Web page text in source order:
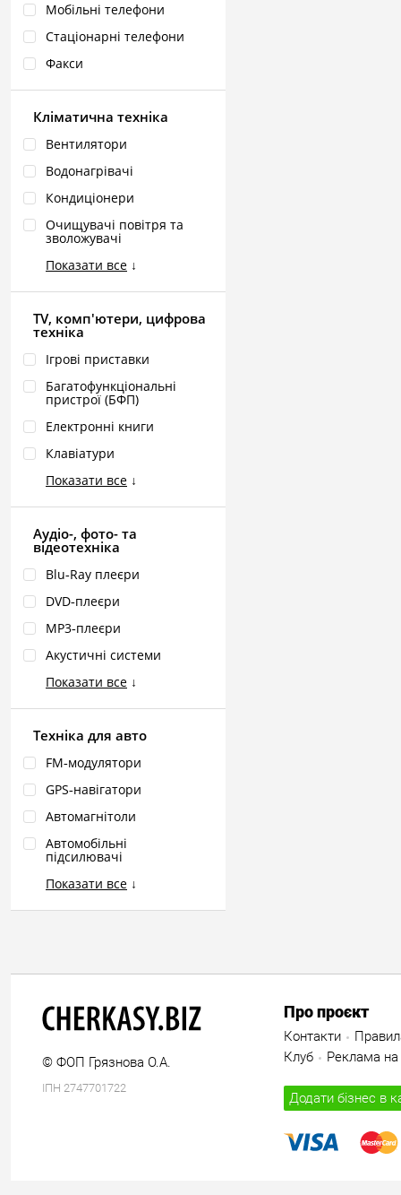
Мобільні телефони
Стаціонарні телефони
Факси
Кліматична техніка
Вентилятори
Водонагрівачі
Кондиціонери
Очищувачі повітря та
зволожувачі
Показати все ↓
TV, комп'ютери, цифрова
техніка
Ігрові приставки
Багатофункціональні
пристрої (БФП)
Електронні книги
Клавіатури
Показати все ↓
Аудіо-, фото- та
відеотехніка
Blu‑Ray плеєри
DVD‑плеєри
MP3‑плеєри
Акустичні системи
Показати все ↓
Техніка для авто
FM‑модулятори
GPS‑навігатори
Автомагнітоли
Автомобільні
підсилювачі
Показати все ↓
© ФОП Грязнова О.А.
ІПН 2747701722
Про проєкт
Контакти
Клуб
Реклама на
Додати бізнес в